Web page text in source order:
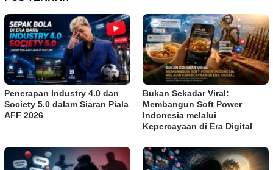
Penerapan Industry 4.0 dan
Society 5.0 dalam Siaran Piala
AFF 2026
Bukan Sekadar Viral:
Membangun Soft Power
Indonesia melalui
Kepercayaan di Era Digital